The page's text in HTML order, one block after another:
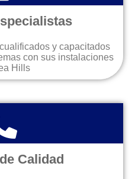
y capacitados
con sus instalaciones
Hills
Calidad